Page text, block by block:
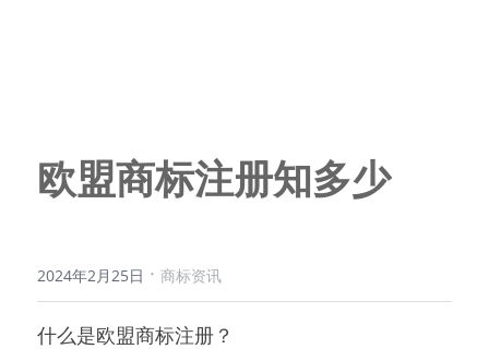
欧盟商标注册知多少
2024年2月25日 · 商标资讯
什么是欧盟商标注册？